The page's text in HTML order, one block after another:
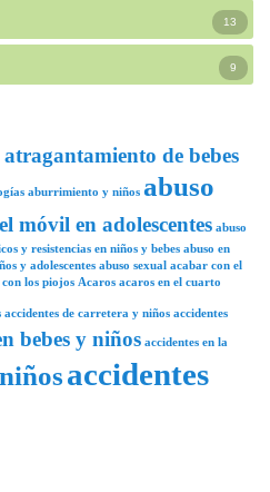
13
9
atragantamiento de bebes
aburrimiento y niños abuso
móvil en adolescentes abuso
y resistencias en niños y bebes abuso en
y adolescentes abuso sexual acabar con el
los piojos Acaros acaros en el cuarto
accidentes de carretera y niños accidentes
bebes y niños accidentes en la
accidentes